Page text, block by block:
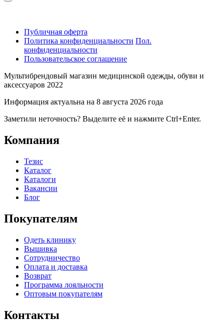
Публичная оферта
Политика конфиденциальности Пол.
конфиденциальности
Пользовательское соглашение
Мультибрендовый магазин медицинской одежды, обуви и
аксессуаров 2022
Информация актуальна на 8 августа 2026 года
Заметили неточность? Выделите её и нажмите Ctrl+Enter.
Компания
Тезис
Каталог
Каталоги
Вакансии
Блог
Покупателям
Одеть клинику
Вышивка
Сотрудничество
Оплата и доставка
Возврат
Программа лояльности
Оптовым покупателям
Контакты